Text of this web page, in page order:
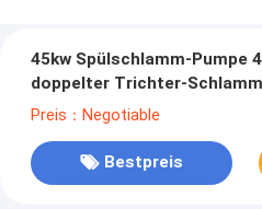
45kw Spülschlamm-Pumpe
doppelter Trichter-
Preis：Negotiable
Bestpreis